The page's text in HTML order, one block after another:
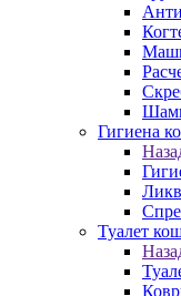
Гигиена
Туалет